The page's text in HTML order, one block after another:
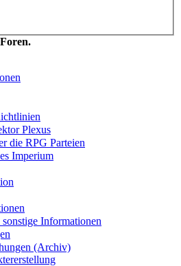
Plexus
die RPG Parteien
Imperium
Informationen
(Archiv)